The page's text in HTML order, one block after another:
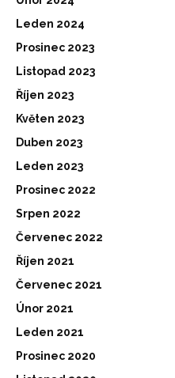
Leden 2024
Prosinec 2023
Listopad 2023
Říjen 2023
Květen 2023
Duben 2023
Leden 2023
Prosinec 2022
Srpen 2022
Červenec 2022
Říjen 2021
Červenec 2021
Únor 2021
Leden 2021
Prosinec 2020